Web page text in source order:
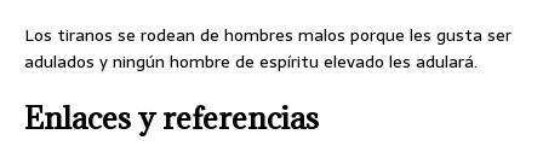
Los tiranos se rodean de hombres malos porque les gusta ser
adulados y ningún hombre de espíritu elevado les adulará.
Enlaces y referencias